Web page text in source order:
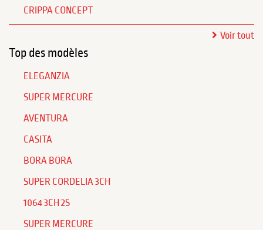
CRIPPA CONCEPT
Voir tout
Top des modèles
ELEGANZIA
SUPER MERCURE
AVENTURA
CASITA
BORA BORA
SUPER CORDELIA 3CH
1064 3CH 2S
SUPER MERCURE